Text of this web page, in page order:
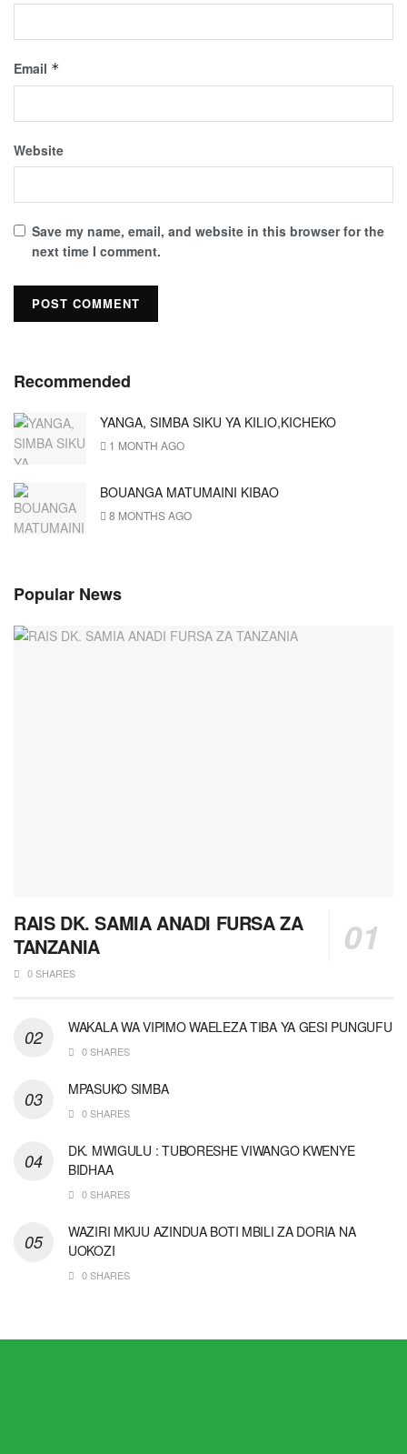
Email *
Website
Save my name, email, and website in this browser for the
next time I comment.
Recommended
YANGA, SIMBA SIKU YA KILIO,KICHEKO
1 MONTH AGO
BOUANGA MATUMAINI KIBAO
8 MONTHS AGO
Popular News
RAIS DK. SAMIA ANADI FURSA ZA
TANZANIA
0 SHARES
WAKALA WA VIPIMO WAELEZA TIBA YA GESI PUNGUFU
0 SHARES
MPASUKO SIMBA
0 SHARES
DK. MWIGULU : TUBORESHE VIWANGO KWENYE
BIDHAA
0 SHARES
WAZIRI MKUU AZINDUA BOTI MBILI ZA DORIA NA
UOKOZI
0 SHARES